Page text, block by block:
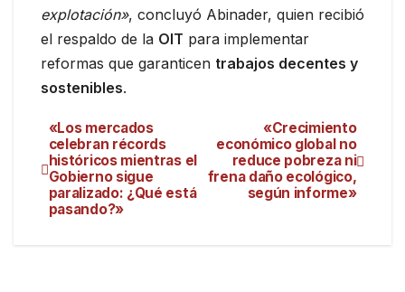
explotación», concluyó Abinader, quien recibió
el respaldo de la OIT para implementar
reformas que garanticen trabajos decentes y
sostenibles.
«Crecimiento
económico global no
reduce pobreza ni
frena daño ecológico,
según informe»
«Los mercados
celebran récords
históricos mientras el
Gobierno sigue
paralizado: ¿Qué está
pasando?»